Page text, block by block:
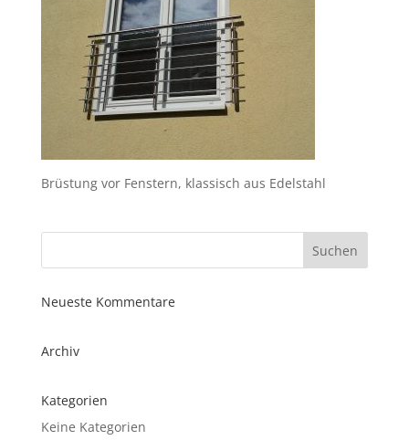
Brüstung vor Fenstern, klassisch aus Edelstahl
Neueste Kommentare
Archiv
Kategorien
Keine Kategorien